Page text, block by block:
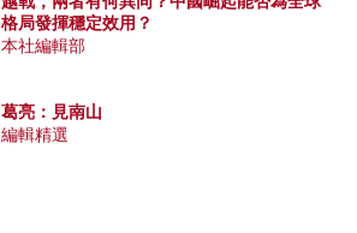
格局發揮穩定效用？
本社編輯部
葛亮：見南山
編輯精選